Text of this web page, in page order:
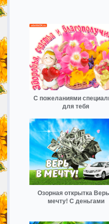
С пожеланиями
для тебя
Озорная открытка
мечту! С деньгами